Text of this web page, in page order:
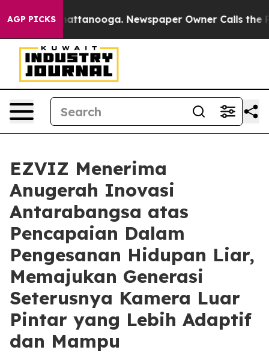
AGP PICKS
in Chattanooga. Newspaper Owner Calls the
EZVIZ Menerima
Anugerah Inovasi
Antarabangsa atas
Pencapaian Dalam
Pengesanan Hidupan Liar,
Memajukan Generasi
Seterusnya Kamera Luar
Pintar yang Lebih Adaptif
dan Mampu